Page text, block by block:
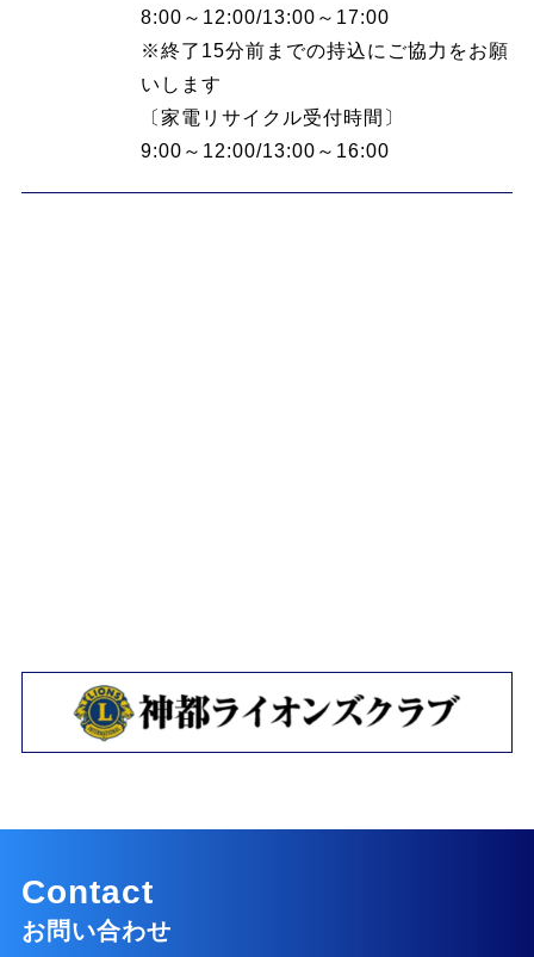
8:00～12:00/13:00～17:00
※終了15分前までの持込にご協力をお願
いします
〔家電リサイクル受付時間〕
9:00～12:00/13:00～16:00
Contact
お問い合わせ